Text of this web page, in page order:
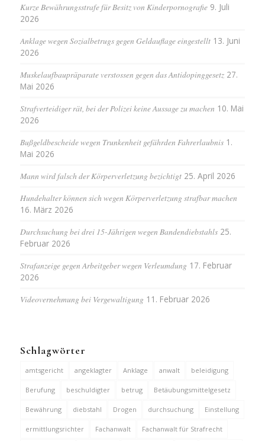
Kurze Bewährungsstrafe für Besitz von Kinderpornografie 9. Juli
2026
Anklage wegen Sozialbetrugs gegen Geldauflage eingestellt 13. Juni
2026
Muskelaufbaupräparate verstossen gegen das Antidopinggesetz 27.
Mai 2026
Strafverteidiger rät, bei der Polizei keine Aussage zu machen 10. Mai
2026
Bußgeldbescheide wegen Trunkenheit gefährden Fahrerlaubnis 1.
Mai 2026
Mann wird falsch der Körperverletzung bezichtigt 25. April 2026
Hundehalter können sich wegen Körperverletzung strafbar machen
16. März 2026
Durchsuchung bei drei 15-Jährigen wegen Bandendiebstahls 25.
Februar 2026
Strafanzeige gegen Arbeitgeber wegen Verleumdung 17. Februar
2026
Videovernehmung bei Vergewaltigung 11. Februar 2026
Schlagwörter
amtsgericht angeklagter Anklage anwalt beleidigung
Berufung beschuldigter betrug Betäubungsmittelgesetz
Bewährung diebstahl Drogen durchsuchung Einstellung
ermittlungsrichter Fachanwalt Fachanwalt für Strafrecht